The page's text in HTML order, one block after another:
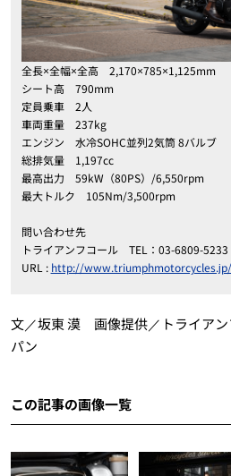
全長×全幅×全高 2,170×785×1,125mm
シート高 790mm
定員乗車 2人
車両重量 237kg
エンジン 水冷SOHC並列2気筒 8バルブ
総排気量 1,197cc
最高出力 59kW（80PS）/6,550rpm
最大トルク 105Nm/3,500rpm
問い合わせ先
トライアンフコール TEL：03-6809-5233
URL : http://www.triumphmotorcycles.jp/
文／坂東 漠 画像提供／トライアン
パン
この記事の画像一覧